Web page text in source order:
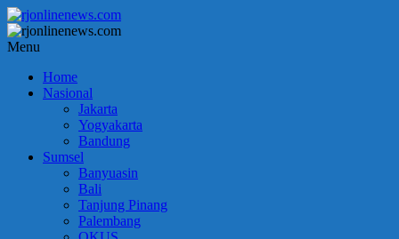
Lompat
ke
konten
rjonlinenews.com
Faktual
Berimbang
Terpercaya
Menu
Home
Nasional
Jakarta
Yogyakarta
Bandung
Sumsel
Banyuasin
Bali
Tanjung Pinang
Palembang